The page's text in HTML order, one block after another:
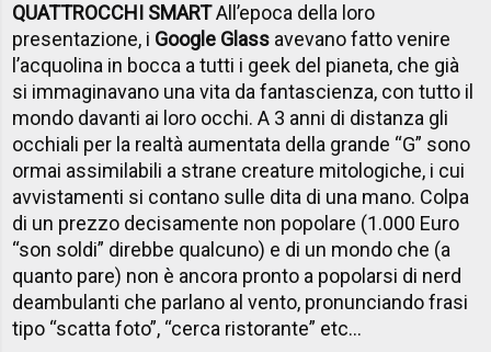
QUATTROCCHI SMARTAll’epoca della loro
presentazione, i Google Glass avevano fatto venire
l’acquolina in bocca a tutti i geek del pianeta, che già
si immaginavano una vita da fantascienza, con tutto il
mondo davanti ai loro occhi. A 3 anni di distanza gli
occhiali per la realtà aumentata della grande “G” sono
ormai assimilabili a strane creature mitologiche, i cui
avvistamenti si contano sulle dita di una mano. Colpa
di un prezzo decisamente non popolare (1.000 Euro
“son soldi” direbbe qualcuno) e di un mondo che (a
quanto pare) non è ancora pronto a popolarsi di nerd
deambulanti che parlano al vento, pronunciando frasi
tipo “scatta foto”, “cerca ristorante” etc…